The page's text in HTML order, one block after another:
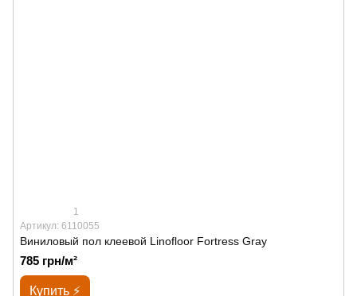
1
Артикул: 6110055
Виниловый пол клеевой Linofloor Fortress Gray
785 грн/м²
Купить ⚡